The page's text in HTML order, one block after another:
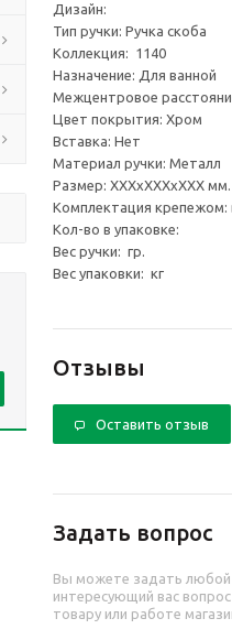
Дизайн:
Тип ручки: Ручка скоба
Коллекция: 1140
Назначение: Для ванной
Межцентровое
Цвет покрытия: Хром
Вставка: Нет
Материал ручки: Металл
Размер: ХХХхХХХхХХХ мм.
Комплектация крепежом:
Кол-во в упаковке:
Вес ручки: гр.
Вес упаковки: кг
Отзывы
Оставить отзыв
Задать вопрос
Вы можете задать любой
интересующий вас
товару или работе